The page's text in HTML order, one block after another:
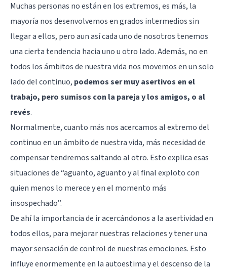
Muchas personas no están en los extremos, es más, la
mayoría nos desenvolvemos en grados intermedios sin
llegar a ellos, pero aun así cada uno de nosotros tenemos
una cierta tendencia hacia uno u otro lado. Además, no en
todos los ámbitos de nuestra vida nos movemos en un solo
lado del continuo, podemos ser muy asertivos en el
trabajo, pero sumisos con la pareja y los amigos, o al
revés.
Normalmente, cuanto más nos acercamos al extremo del
continuo en un ámbito de nuestra vida, más necesidad de
compensar tendremos saltando al otro. Esto explica esas
situaciones de “aguanto, aguanto y al final exploto con
quien menos lo merece y en el momento más
insospechado”.
De ahí la importancia de ir acercándonos a la asertividad en
todos ellos, para mejorar nuestras relaciones y tener una
mayor sensación de control de nuestras emociones. Esto
influye enormemente en la autoestima y el descenso de la